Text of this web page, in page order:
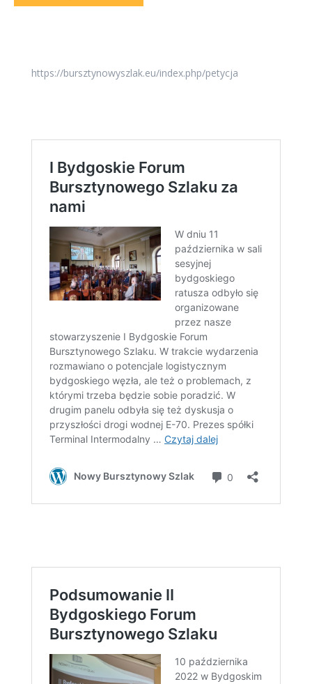
https://bursztynowyszlak.eu/index.php/petycja